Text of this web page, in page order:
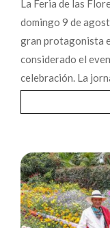
La Feria de las
domingo 9 de
gran protagonista
considerado el
celebración. La